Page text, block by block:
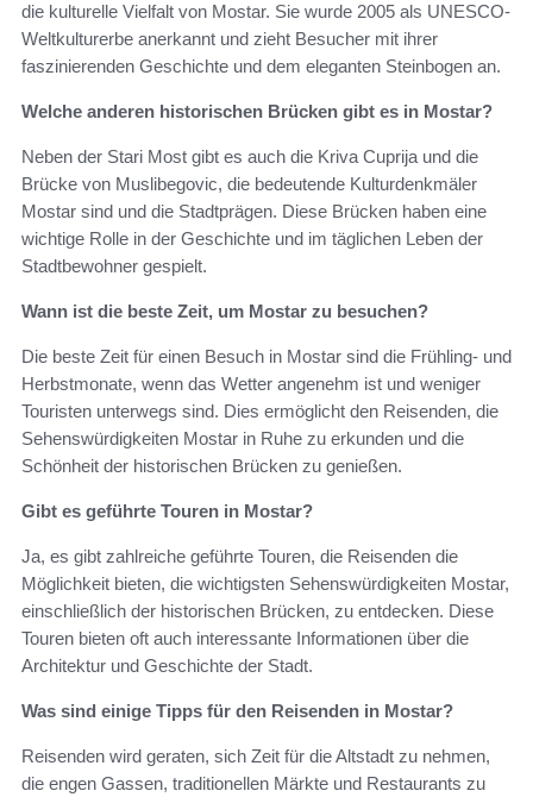
die kulturelle Vielfalt von Mostar. Sie wurde 2005 als UNESCO-
Weltkulturerbe anerkannt und zieht Besucher mit ihrer
faszinierenden Geschichte und dem eleganten Steinbogen an.
Welche anderen historischen Brücken gibt es in Mostar?
Neben der Stari Most gibt es auch die Kriva Cuprija und die
Brücke von Muslibegovic, die bedeutende Kulturdenkmäler
Mostar sind und die Stadtprägen. Diese Brücken haben eine
wichtige Rolle in der Geschichte und im täglichen Leben der
Stadtbewohner gespielt.
Wann ist die beste Zeit, um Mostar zu besuchen?
Die beste Zeit für einen Besuch in Mostar sind die Frühling- und
Herbstmonate, wenn das Wetter angenehm ist und weniger
Touristen unterwegs sind. Dies ermöglicht den Reisenden, die
Sehenswürdigkeiten Mostar in Ruhe zu erkunden und die
Schönheit der historischen Brücken zu genießen.
Gibt es geführte Touren in Mostar?
Ja, es gibt zahlreiche geführte Touren, die Reisenden die
Möglichkeit bieten, die wichtigsten Sehenswürdigkeiten Mostar,
einschließlich der historischen Brücken, zu entdecken. Diese
Touren bieten oft auch interessante Informationen über die
Architektur und Geschichte der Stadt.
Was sind einige Tipps für den Reisenden in Mostar?
Reisenden wird geraten, sich Zeit für die Altstadt zu nehmen,
die engen Gassen, traditionellen Märkte und Restaurants zu